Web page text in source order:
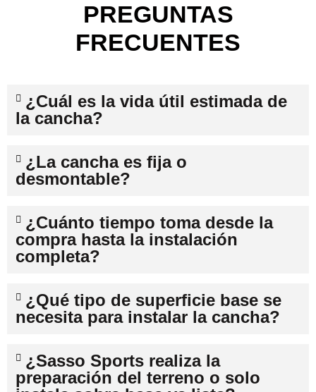
PREGUNTAS
FRECUENTES
¿Cuál es la vida útil estimada de
la cancha?
¿La cancha es fija o
desmontable?
¿Cuánto tiempo toma desde la
compra hasta la instalación
completa?
¿Qué tipo de superficie base se
necesita para instalar la cancha?
¿Sasso Sports realiza la
preparación del terreno o solo